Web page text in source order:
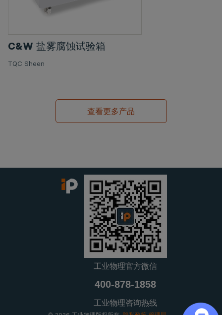
C&W 盐雾腐蚀试验箱
TQC Sheen
查看更多产品
工业物理官方微信
400-878-1858
工业物理咨询热线